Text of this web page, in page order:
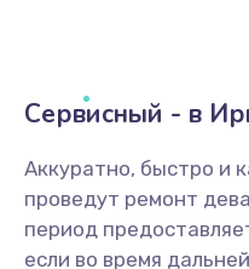
Сервисный - в
Аккуратно, быстро и
проведут ремонт
период
если во время